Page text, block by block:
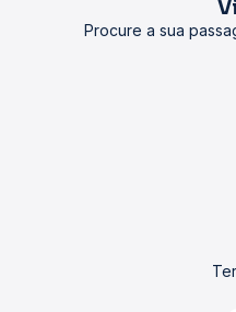
Procure a sua